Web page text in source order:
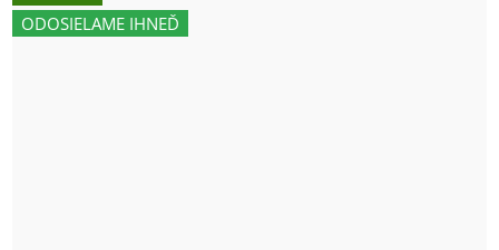
ODOSIELAME IHNEĎ